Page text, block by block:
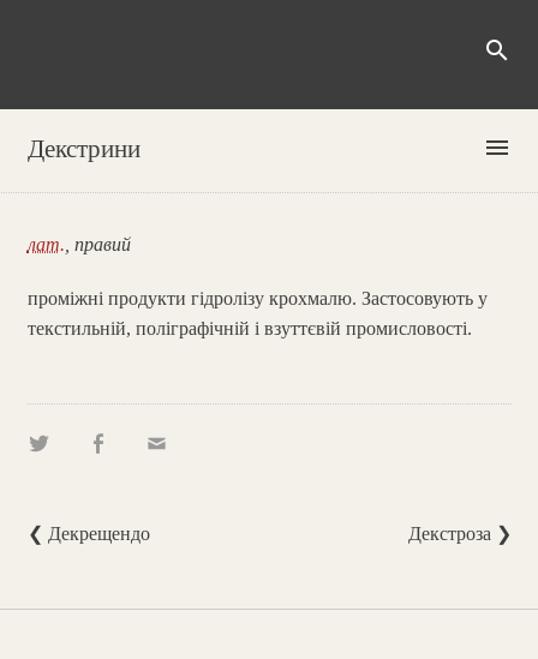
search
Декстрини menu
лат. , правий
проміжні продукти гідролізу крохмалю. Застосовують у
текстильній, поліграфічній і взуттєвій промисловості.
❮ Декрещендо Декстроза ❯